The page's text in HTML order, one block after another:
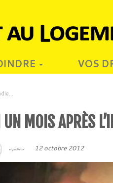
VOS
MOIS APRÈS
et publié le 12 octobre 2012